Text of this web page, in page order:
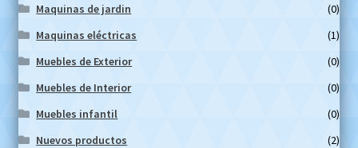
Maquinas de jardin
(0)
Maquinas eléctricas
(1)
Muebles de Exterior
(0)
Muebles de Interior
(0)
Muebles infantil
(0)
Nuevos productos
(2)